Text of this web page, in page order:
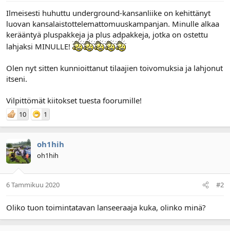
a
l
i
t
a
j
m
ä
r
ä
Ilmeisesti huhuttu underground-kansanliike on kehittänyt
luovan kansalaistottelemattomuuskampanjan. Minulle alkaa
kerääntyä pluspakkeja ja plus adpakkeja, jotka on ostettu
lahjaksi MINULLE!
Olen nyt sitten kunnioittanut tilaajien toivomuksia ja lahjonut
itseni.
Vilpittömät kiitokset tuesta foorumille!
10 1
oh1hih
oh1hih
6 Tammikuu 2020 #2
Oliko tuon toimintatavan lanseeraaja kuka, olinko minä?